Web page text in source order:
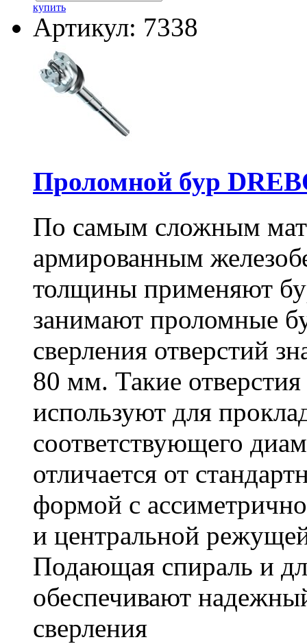
купить
Артикул: 7338
Проломной бур
По самым сложным
армированным
толщины применяют
занимают проломные
сверления отверстий
80 мм. Такие
используют для
соответствующего
отличается от
формой с
и центральной
Подающая спираль и
обеспечивают
сверления